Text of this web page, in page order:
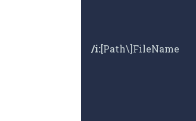
/i:[Path\]FileName